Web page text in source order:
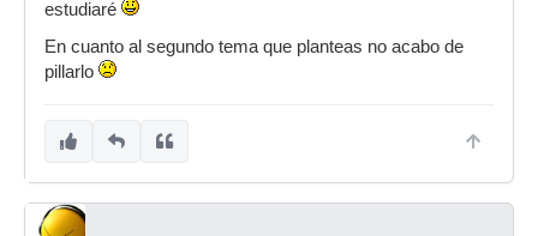
estudiaré
En cuanto al segundo tema que planteas no acabo de
pillarlo